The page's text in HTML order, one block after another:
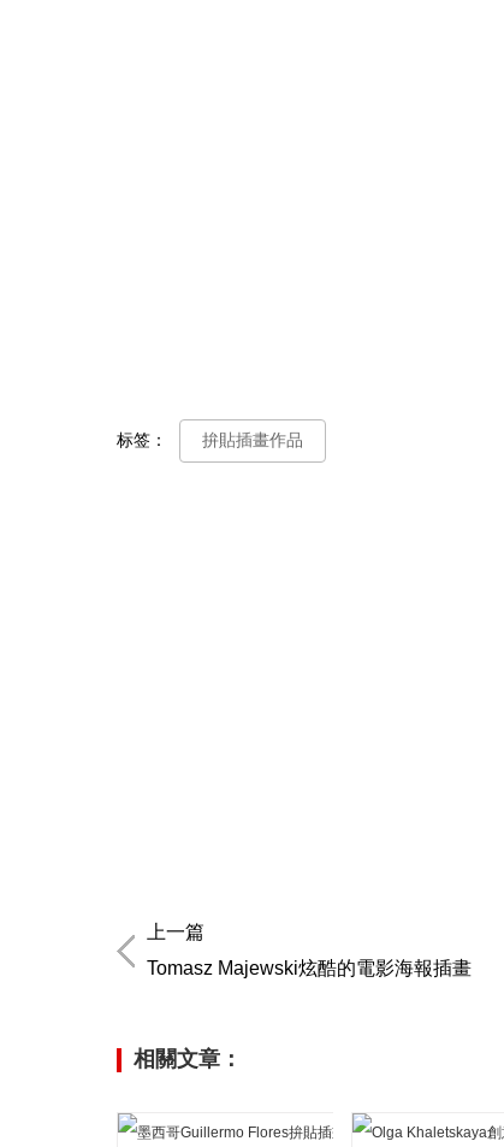
标签： 拚貼插畫作品
上一篇
Tomasz Majewski炫酷的電影海報插畫
相關文章：